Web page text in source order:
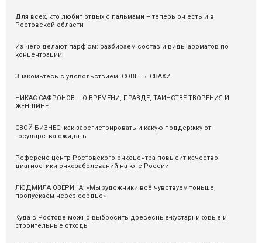
Для всех, кто любит отдых с пальмами – теперь он есть и в
Ростовской области
Из чего делают парфюм: разбираем состав и виды ароматов по
концентрации
Знакомьтесь с удовольствием. СОВЕТЫ СВАХИ
НИКАС САФРОНОВ – О ВРЕМЕНИ, ПРАВДЕ, ТАИНСТВЕ ТВОРЕНИЯ И
ЖЕНЩИНЕ
СВОЙ БИЗНЕС: как зарегистрировать и какую поддержку от
государства ожидать
Референс-центр Ростовского онкоцентра повысит качество
диагностики онкозаболеваний на юге России
ЛЮДМИЛА ОЗЁРИНА: «Мы художники всё чувствуем тоньше,
пропускаем через сердце»
Куда в Ростове можно выбросить древесные-кустарниковые и
строительные отходы